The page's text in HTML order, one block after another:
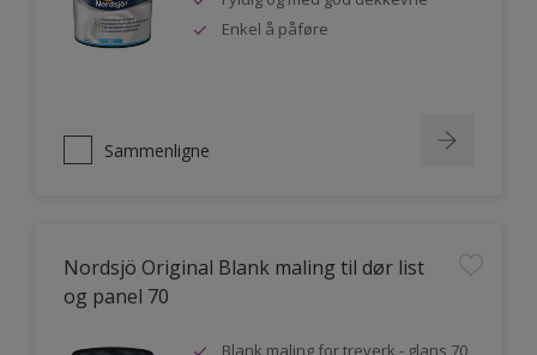
Enkel å påføre
Sammenligne
Nordsjö Original Blank maling til dør list
og panel 70
Blank maling for treverk - glans 70